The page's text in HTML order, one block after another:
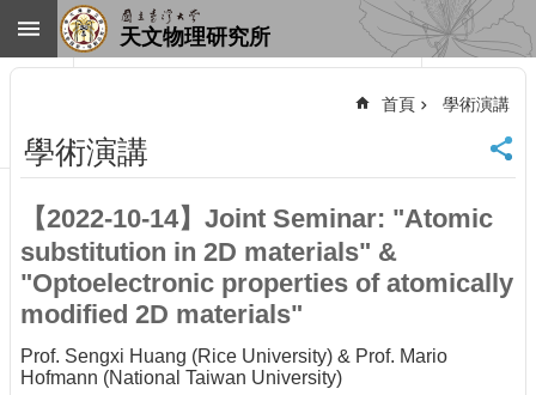
跳到主要內容區塊
回
臺
大
頁
網
站
天文物理研究所
首頁 學術演講
學術演講
【2022-10-14】Joint Seminar: "Atomic
substitution in 2D materials" &
"Optoelectronic properties of atomically
modified 2D materials"
Prof. Sengxi Huang (Rice University) & Prof. Mario
Hofmann (National Taiwan University)